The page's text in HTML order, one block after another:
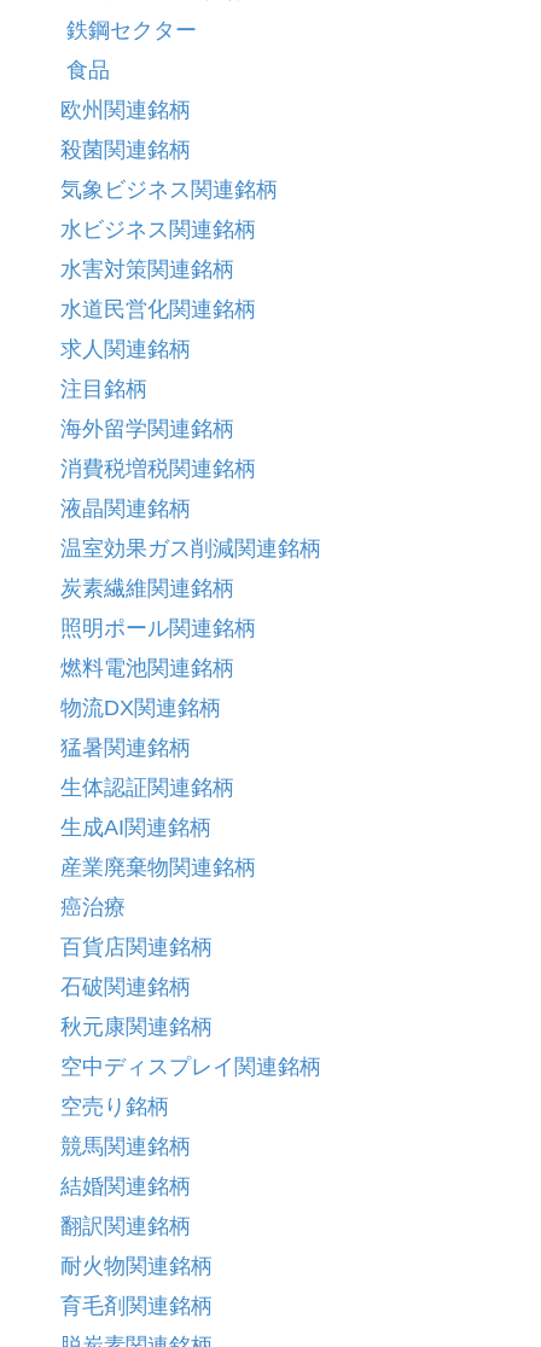
鉄鋼セクター
食品
欧州関連銘柄
殺菌関連銘柄
気象ビジネス関連銘柄
水ビジネス関連銘柄
水害対策関連銘柄
水道民営化関連銘柄
求人関連銘柄
注目銘柄
海外留学関連銘柄
消費税増税関連銘柄
液晶関連銘柄
温室効果ガス削減関連銘柄
炭素繊維関連銘柄
照明ポール関連銘柄
燃料電池関連銘柄
物流DX関連銘柄
猛暑関連銘柄
生体認証関連銘柄
生成AI関連銘柄
産業廃棄物関連銘柄
癌治療
百貨店関連銘柄
石破関連銘柄
秋元康関連銘柄
空中ディスプレイ関連銘柄
空売り銘柄
競馬関連銘柄
結婚関連銘柄
翻訳関連銘柄
耐火物関連銘柄
育毛剤関連銘柄